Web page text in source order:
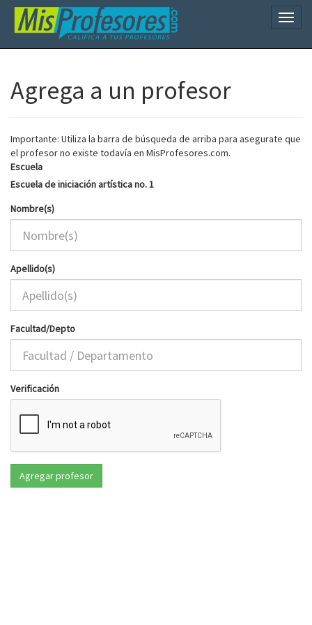
Agrega a un profesor
Importante: Utiliza la barra de búsqueda de arriba para asegurate que
el profesor no existe todavía en MisProfesores.com.
Escuela
Escuela de iniciación artística no. 1
Nombre(s)
Apellido(s)
Facultad/Depto
Verificación